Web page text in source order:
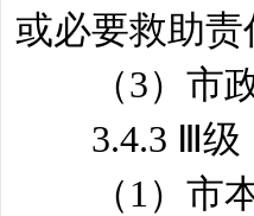
或必要救助
（3）市政
3.4.3 Ⅲ级（
（1）市本